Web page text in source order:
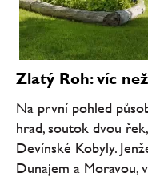
Zlatý Roh: víc
Na první pohled
hrad, soutok dvou
Devínské Kobyly.
Dunajem a Moravou,